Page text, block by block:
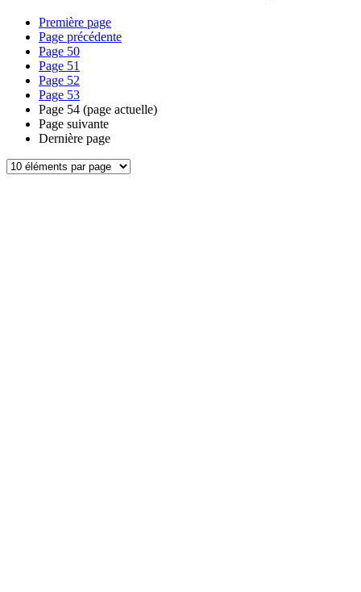
Première page
Page précédente
Page 50
Page 51
Page 52
Page 53
Page 54 (page actuelle)
Page suivante
Dernière page